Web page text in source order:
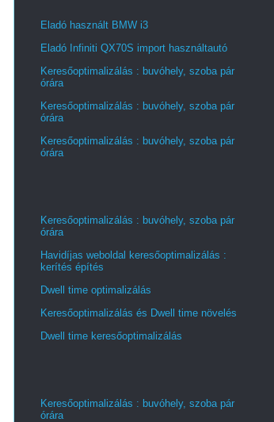
Eladó használt BMW i3
Eladó Infiniti QX70S import használtautó
Keresőoptimalizálás : buvóhely, szoba pár
órára
Keresőoptimalizálás : buvóhely, szoba pár
órára
Keresőoptimalizálás : buvóhely, szoba pár
órára
Keresőoptimalizálás : buvóhely, szoba pár
órára
Havidíjas weboldal keresőoptimalizálás :
kerítés építés
Dwell time optimalizálás
Keresőoptimalizálás és Dwell time növelés
Dwell time keresőoptimalizálás
Keresőoptimalizálás : buvóhely, szoba pár
órára